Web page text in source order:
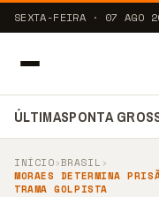
SEXTA-FEIRA · 07 AGO
ÚLTIMASPONTA
INÍCIO›BRASIL ›
MORAES DETERMINA
TRAMA GOLPISTA